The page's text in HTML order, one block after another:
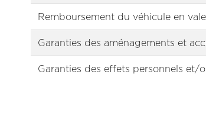
Remboursement du véhicule en
Garanties des aménagements et
Garanties des effets personnels et/